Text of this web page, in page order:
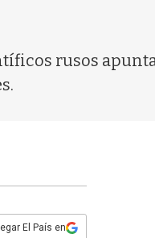
rusos
El País en